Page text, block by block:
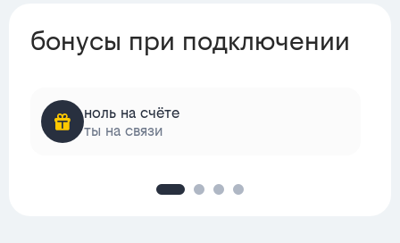
бонусы при подключении
ноль на счёте
ты на связи